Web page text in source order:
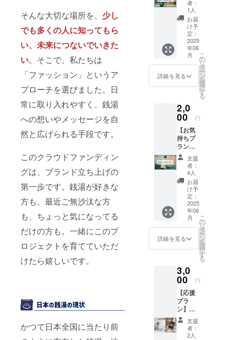
そんな大切な場所を、 少し
でも多くの人に知ってもら
い、未来につないでいきた
い。そこで、私たちは
「ファッション」というア
プローチを選びました。日
常に取り入れやすく、銭湯
への想いやメッセージを自
然と広げられる手段です。
このクラウドファンディン
グは、ブランド立ち上げの
第一歩です。銭湯が好きな
方も、最近ご無沙汰な方
も、ちょっと気になってる
だけの方も。一緒にこのプ
ロジェクトを育てていただ
けたら嬉しいです。
かつて日本全国に当たり前
け応援
した
い」
「気持
ちだけ
でも届
けた
い」そ
んなあ
たたか
カタチ
にして
いただ
けるプ
ランで
す。応
援して
くださ
る気持
ちが、
何より
の力に
なりま
す！心
からの
感謝を
込め
ました
方に
謝の気
持ちを
込め
て、お
礼の
メッ
者：
1人
お届
け予
定：
2025
年06
月
詳細を見る
こ
の
リ
タ
ー
ン
を
選
択
す
る
2,0
00 円
【お気
持ちプ
ラン】
「ちょ
っとだ
け応援
した
い」
「気持
ちだけ
でも届
けた
い」そ
んなあ
たたか
カタチ
にして
いただ
けるプ
ランで
す。応
援して
くださ
る気持
支援
者：
4人
お届
け予
定：
2025
年06
月
詳細を見る
こ
の
リ
タ
ー
ン
を
選
択
す
る
3,0
00 円
【応援
プラ
ン】
（メッ
セージ
カード
支援
者：
2人